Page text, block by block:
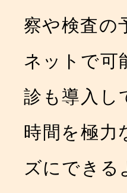
察や検査の
ネットで可
診も導入し
時間を極力
ズにできる